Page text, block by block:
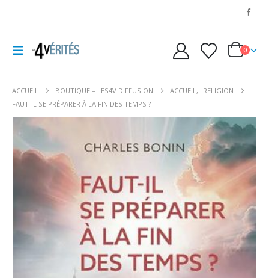
0
ACCUEIL BOUTIQUE – LES4V DIFFUSION ACCUEIL,
RELIGION
FAUT-IL SE PRÉPARER À LA FIN DES TEMPS ?